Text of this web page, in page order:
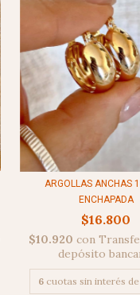
ARGOLLAS ANCHAS
ENCHAPADA
$16.800
$10.920con
depósito
6 cuotas sin interés de